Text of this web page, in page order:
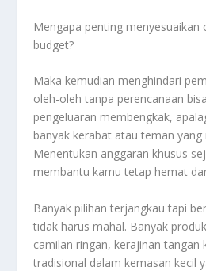
Mengapa penting menyesuaikan
budget?
Maka kemudian menghindari
oleh-oleh tanpa perencanaan
pengeluaran membengkak,
banyak kerabat atau teman yang
Menentukan anggaran khusus
membantu kamu tetap hemat
Banyak pilihan terjangkau tapi
tidak harus mahal. Banyak
camilan ringan, kerajinan tangan
tradisional dalam kemasan kecil